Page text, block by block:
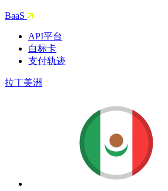
BaaS
API平台
白标卡
支付轨迹
拉丁美洲